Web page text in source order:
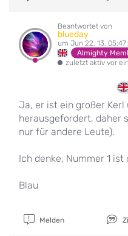
Beantwortet von
blueday
um Jun 22, 13,
Almighty
zuletzt aktiv vor
Ja, er ist ein großer
herausgefordert, daher
nur für andere Leute).
Ich denke, Nummer 1 ist
Blau
Melden